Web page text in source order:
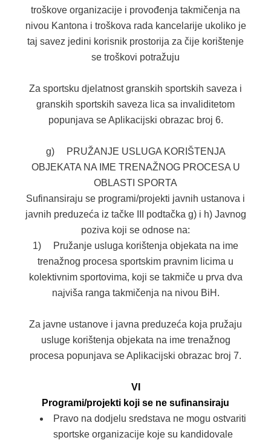
troškove organizacije i provođenja takmičenja na
nivou Kantona i troškova rada kancelarije ukoliko je
taj savez jedini korisnik prostorija za čije korištenje
se troškovi potražuju
Za sportsku djelatnost granskih sportskih saveza i
granskih sportskih saveza lica sa invaliditetom
popunjava se Aplikacijski obrazac broj 6.
g) PRUŽANJE USLUGA KORIŠTENJA
OBJEKATA NA IME TRENAŽNOG PROCESA U
OBLASTI SPORTA
Sufinansiraju se programi/projekti javnih ustanova i
javnih preduzeća iz tačke III podtačka g) i h) Javnog
poziva koji se odnose na:
1) Pružanje usluga korištenja objekata na ime
trenažnog procesa sportskim pravnim licima u
kolektivnim sportovima, koji se takmiče u prva dva
najviša ranga takmičenja na nivou BiH.
Za javne ustanove i javna preduzeća koja pružaju
usluge korištenja objekata na ime trenažnog
procesa popunjava se Aplikacijski obrazac broj 7.
VI
Programi/projekti koji se ne sufinansiraju
Pravo na dodjelu sredstava ne mogu ostvariti
sportske organizacije koje su kandidovale